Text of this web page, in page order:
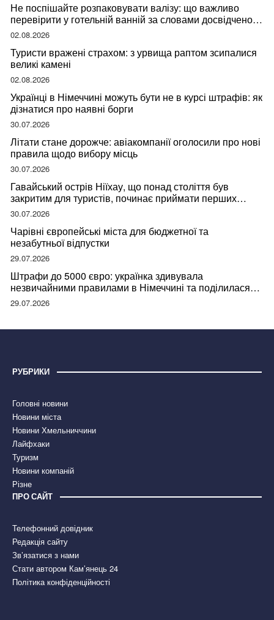
Не поспішайте розпаковувати валізу: що важливо
перевірити у готельній ванній за словами досвідченої
мандрівниці
02.08.2026
Туристи вражені страхом: з урвища раптом зсипалися
великі камені
02.08.2026
Українці в Німеччині можуть бути не в курсі штрафів: як
дізнатися про наявні борги
30.07.2026
Літати стане дорожче: авіакомпанії оголосили про нові
правила щодо вибору місць
30.07.2026
Гавайський острів Ніїхау, що понад століття був
закритим для туристів, починає приймати перших
відвідувачів
30.07.2026
Чарівні європейські міста для бюджетної та
незабутньої відпустки
29.07.2026
Штрафи до 5000 євро: українка здивувала
незвичайними правилами в Німеччині та поділилася
правдою
29.07.2026
РУБРИКИ
Головні новини
Новини міста
Новини Хмельниччини
Лайфхаки
Туризм
Новини компаній
Різне
ПРО САЙТ
Телефонний довідник
Редакція сайту
Зв’язатися з нами
Стати автором Кам’янець 24
Політика конфіденційності